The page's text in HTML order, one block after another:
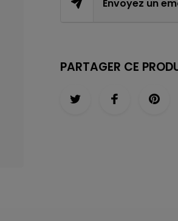
Envoyez un
PARTAGER CE